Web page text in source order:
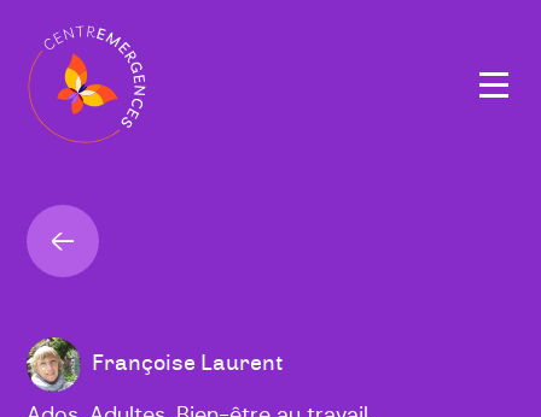
Françoise Laurent
Navigation
principale
Retour